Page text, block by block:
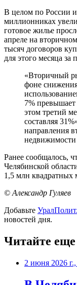
В целом по России
миллионниках
готовое жилье
апреле на
тысяч договоров
для этого месяца за
«Вторичный
фоне
7% превышает
этом третий
составляя
направления
Ранее сообщалось,
Челябинской
1,5 млн квадратных
© Александр Гуляев
Добавьте
новостей дня.
Читайте
2 июня 2026